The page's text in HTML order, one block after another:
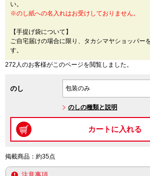
い。
※のし紙への名入れはお受けしておりません。
【手提げ袋について】
ご自宅届けの場合に限り、タカシマヤショッパー
す。
272人のお客様がこのページを閲覧しました。
のし
のしの種類と説明
掲載商品：約35点